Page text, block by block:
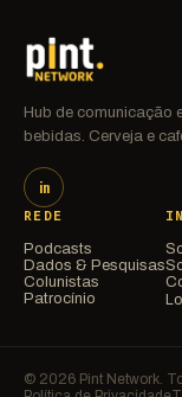
Hub de comunicação
bebidas. Cerveja e
in
REDE
Podcasts
Dados & Pesquisas
Colunistas
Patrocínio
© 2026 Pint Network.